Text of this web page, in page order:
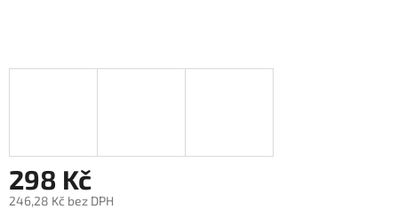
298 Kč
246,28 Kč bez DPH